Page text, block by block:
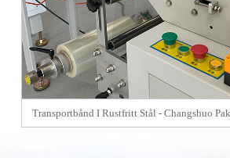
Transportbånd I Rustfritt Stål - Changshuo